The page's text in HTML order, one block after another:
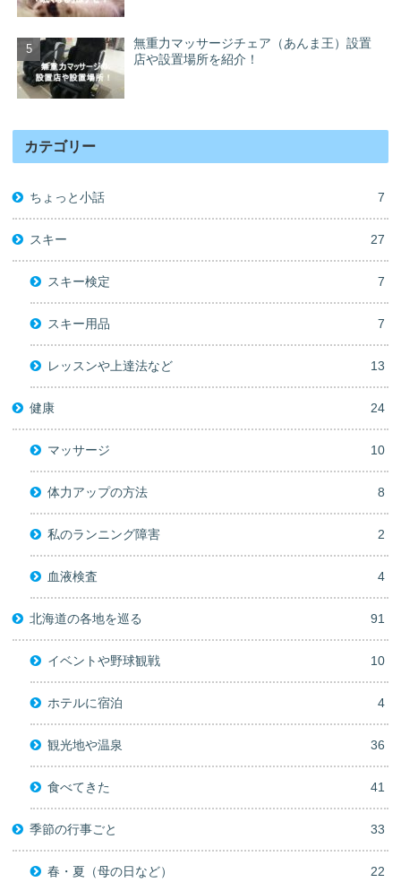
無重力マッサージチェア（あんま王）設置
店や設置場所を紹介！
カテゴリー
ちょっと小話 7
スキー 27
スキー検定 7
スキー用品 7
レッスンや上達法など 13
健康 24
マッサージ 10
体力アップの方法 8
私のランニング障害 2
血液検査 4
北海道の各地を巡る 91
イベントや野球観戦 10
ホテルに宿泊 4
観光地や温泉 36
食べてきた 41
季節の行事ごと 33
春・夏（母の日など） 22